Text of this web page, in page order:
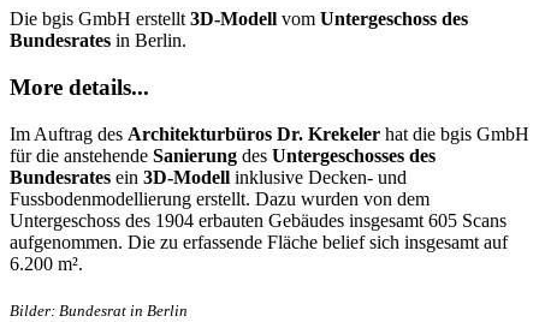
Die bgis GmbH erstellt3D-Modell vom Untergeschoss des
Bundesrates in Berlin.
More details...
Im Auftrag des Architekturbüros Dr. Krekeler hat die bgis GmbH
für die anstehende Sanierung des Untergeschosses des
Bundesrates ein 3D-Modell inklusive Decken- und
Fussbodenmodellierung erstellt. Dazu wurden von dem
Untergeschoss des 1904 erbauten Gebäudes insgesamt 605 Scans
aufgenommen. Die zu erfassende Fläche belief sich insgesamt auf
6.200 m².
Bilder: Bundesrat in Berlin